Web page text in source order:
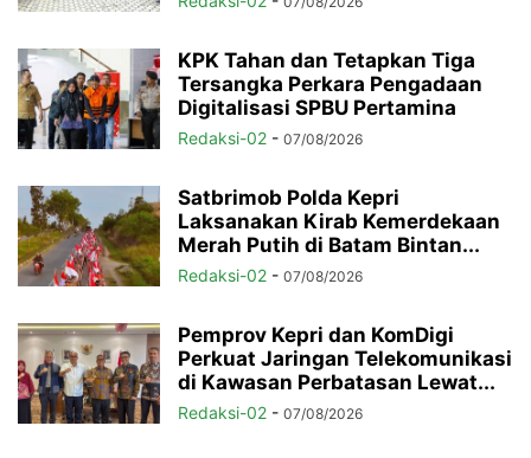
KPK Tahan dan Tetapkan Tiga
Tersangka Perkara Pengadaan
Digitalisasi SPBU Pertamina
Redaksi-02 - 07/08/2026
Satbrimob Polda Kepri
Laksanakan Kirab Kemerdekaan
Merah Putih di Batam Bintan...
Redaksi-02 - 07/08/2026
Pemprov Kepri dan KomDigi
Perkuat Jaringan Telekomunikasi
di Kawasan Perbatasan Lewat...
Redaksi-02 - 07/08/2026